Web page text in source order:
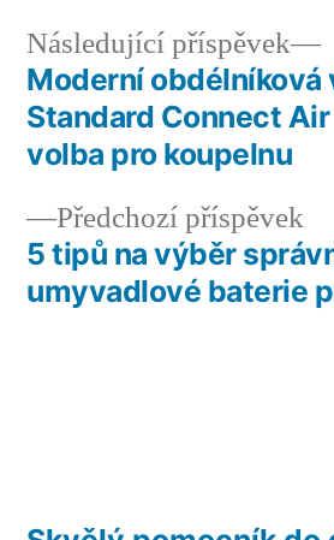
Navigace
pro
příspěvek
Předchozí příspěvek
5 tipů na výběr
umyvadlové baterie
Následující příspěvek
Moderní obdélníková
Standard Connect
volba pro koupelnu